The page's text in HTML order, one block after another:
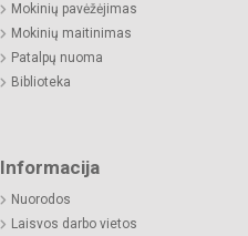
Mokinių pavėžėjimas
Mokinių maitinimas
Patalpų nuoma
Biblioteka
Informacija
Nuorodos
Laisvos darbo vietos